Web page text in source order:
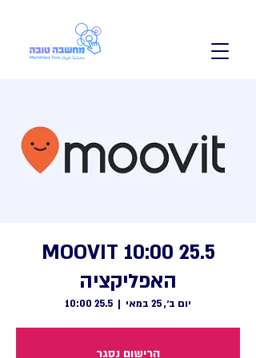
25.5 10:00 MOOVIT
האפליקציה
יום ב׳, 25 במאי
  |
25.5 10:00
הרישום נסגר